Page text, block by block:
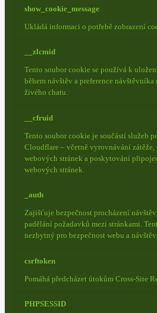
show_cookie_message
Ukládá informaci o potřebě zobrazení
__zlcmid
Tento soubor cookie se používá k
během návštěv a preference
živého chatu.
__cfruid
Tento soubor cookie je součástí služeb
Cloudflare – včetně vyrovnávání zátěže,
webových stránek a poskytování
webových stránek.
_auth
Zajišťuje bezpečnost procházení
padělání požadavků mezi stránkami.
nezbytný pro bezpečnost webu a
csrftoken
Pomáhá předcházet útokům Cross-Site
PHPSESSID